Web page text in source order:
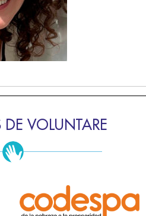
DE VOLUNTARE